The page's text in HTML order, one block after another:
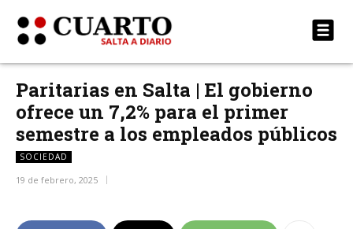
Paritarias en Salta | El gobierno
ofrece un 7,2% para el primer
semestre a los empleados públicos
SOCIEDAD
19 de febrero, 2025